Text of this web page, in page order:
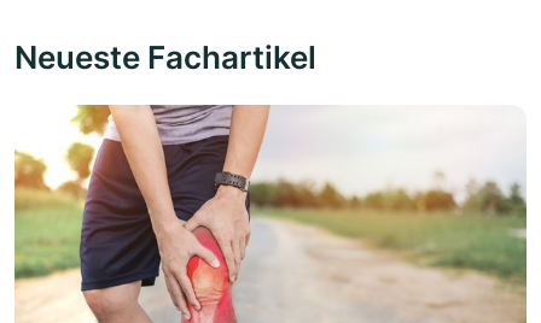
Neueste Fachartikel